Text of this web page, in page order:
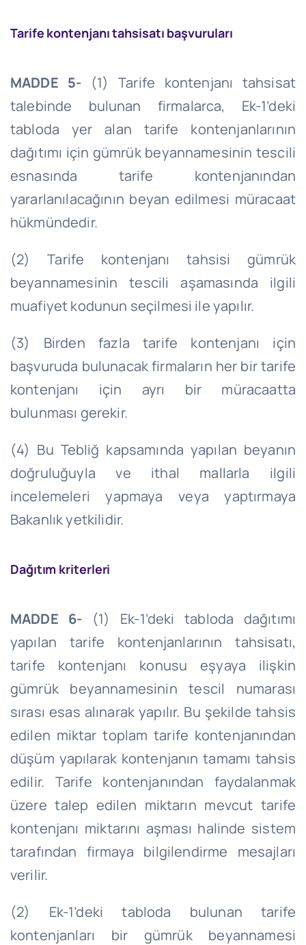
Tarife kontenjanı tahsisatı başvuruları
MADDE 5- (1) Tarife kontenjanı tahsisat
talebinde bulunan firmalarca, Ek-1’deki
tabloda yer alan tarife kontenjanlarının
dağıtımı için gümrük beyannamesinin tescili
esnasında tarife kontenjanından
yararlanılacağının beyan edilmesi müracaat
hükmündedir.
(2) Tarife kontenjanı tahsisi gümrük
beyannamesinin tescili aşamasında ilgili
muafiyet kodunun seçilmesi ile yapılır.
(3) Birden fazla tarife kontenjanı için
başvuruda bulunacak firmaların her bir tarife
kontenjanı için ayrı bir müracaatta
bulunması gerekir.
(4) Bu Tebliğ kapsamında yapılan beyanın
doğruluğuyla ve ithal mallarla ilgili
incelemeleri yapmaya veya yaptırmaya
Bakanlık yetkilidir.
Dağıtım kriterleri
MADDE 6- (1) Ek-1’deki tabloda dağıtımı
yapılan tarife kontenjanlarının tahsisatı,
tarife kontenjanı konusu eşyaya ilişkin
gümrük beyannamesinin tescil numarası
sırası esas alınarak yapılır. Bu şekilde tahsis
edilen miktar toplam tarife kontenjanından
düşüm yapılarak kontenjanın tamamı tahsis
edilir. Tarife kontenjanından faydalanmak
üzere talep edilen miktarın mevcut tarife
kontenjanı miktarını aşması halinde sistem
tarafından firmaya bilgilendirme mesajları
verilir.
(2) Ek-1’deki tabloda bulunan tarife
kontenjanları bir gümrük beyannamesi